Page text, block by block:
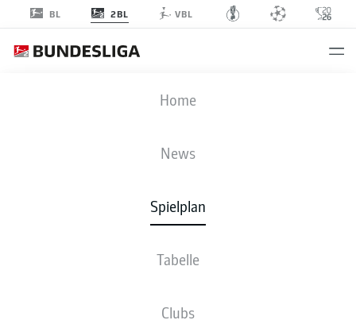
BL 2BL VBL
Home
News
Spielplan
Tabelle
Clubs
DSC
AUFSTELLUNGEN